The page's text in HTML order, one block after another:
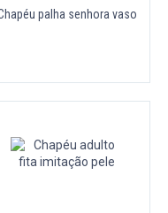
palha senhora vaso